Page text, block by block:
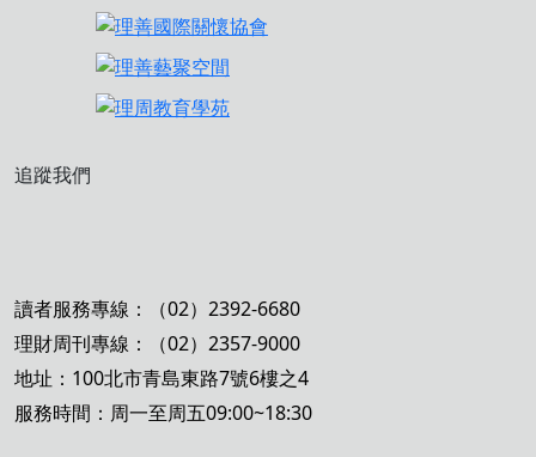
追蹤我們
讀者服務專線：（02）2392-6680
理財周刊專線：（02）2357-9000
地址：100北市青島東路7號6樓之4
服務時間：周一至周五09:00~18:30